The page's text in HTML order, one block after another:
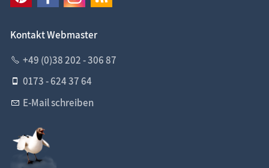
Kontakt Webmaster
+49 (0)38 202 - 306 87
0173 - 624 37 64
E-Mail schreiben